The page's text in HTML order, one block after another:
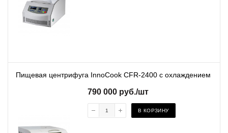
Пищевая центрифуга InnoCook CFR-2400 с охлаждением
790 000 руб./шт
В КОРЗИНУ